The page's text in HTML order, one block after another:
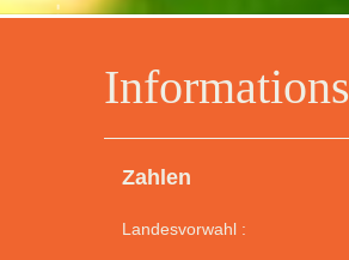
Informations
Zahlen
Landesvorwahl :